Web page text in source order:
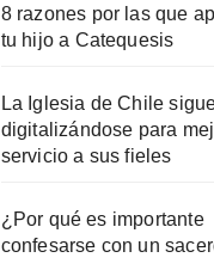
8 razones por las que
tu hijo a Catequesis
La Iglesia de Chile
digitalizándose para
servicio a sus fieles
¿Por qué es importante
confesarse con un